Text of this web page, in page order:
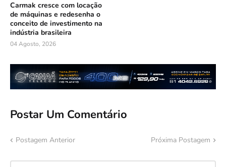
Carmak cresce com locação
de máquinas e redesenha o
conceito de investimento na
indústria brasileira
04 Agosto, 2026
Postar Um Comentário
Postagem Anterior Próxima Postagem